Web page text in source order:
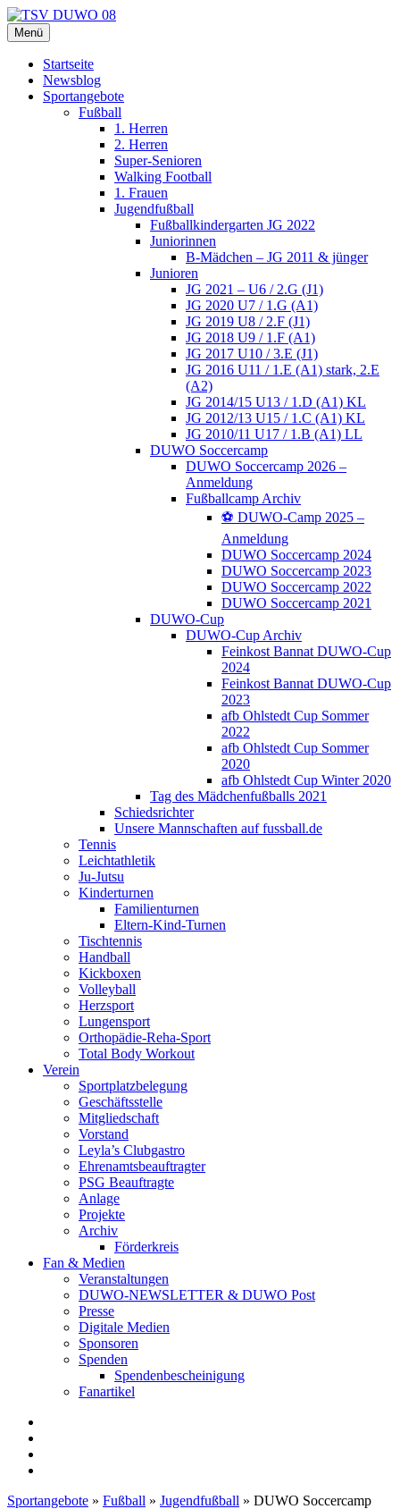
Zum
Inhalt
springen
TSV DUWO 08
Hamburg Sportverein Ohlstedt
Menü
Startseite
Newsblog
Sportangebote
Fußball
1. Herren
2. Herren
Super-Senioren
Walking Football
1. Frauen
Jugendfußball
Fußballkindergarten JG 2022
Juniorinnen
B-Mädchen – JG 2011 & jünger
Junioren
JG 2021 – U6 / 2.G (J1)
JG 2020 U7 / 1.G (A1)
JG 2019 U8 / 2.F (J1)
JG 2018 U9 / 1.F (A1)
JG 2017 U10 / 3.E (J1)
JG 2016 U11 / 1.E (A1) stark, 2.E
(A2)
JG 2014/15 U13 / 1.D (A1) KL
JG 2012/13 U15 / 1.C (A1) KL
JG 2010/11 U17 / 1.B (A1) LL
DUWO Soccercamp
DUWO Soccercamp 2026 –
Anmeldung
Fußballcamp Archiv
⚽️ DUWO-Camp 2025 –
Anmeldung
DUWO Soccercamp 2024
DUWO Soccercamp 2023
DUWO Soccercamp 2022
DUWO Soccercamp 2021
DUWO-Cup
DUWO-Cup Archiv
Feinkost Bannat DUWO-Cup
2024
Feinkost Bannat DUWO-Cup
2023
afb Ohlstedt Cup Sommer
2022
afb Ohlstedt Cup Sommer
2020
afb Ohlstedt Cup Winter 2020
Tag des Mädchenfußballs 2021
Schiedsrichter
Unsere Mannschaften auf fussball.de
Tennis
Leichtathletik
Ju-Jutsu
Kinderturnen
Familienturnen
Eltern-Kind-Turnen
Tischtennis
Handball
Kickboxen
Volleyball
Herzsport
Lungensport
Orthopädie-Reha-Sport
Total Body Workout
Verein
Sportplatzbelegung
Geschäftsstelle
Mitgliedschaft
Vorstand
Leyla’s Clubgastro
Ehrenamtsbeauftragter
PSG Beauftragte
Anlage
Projekte
Archiv
Förderkreis
Fan & Medien
Veranstaltungen
DUWO-NEWSLETTER & DUWO Post
Presse
Digitale Medien
Sponsoren
Spenden
Spendenbescheinigung
Fanartikel
Sportangebote » Fußball » Jugendfußball » DUWO Soccercamp